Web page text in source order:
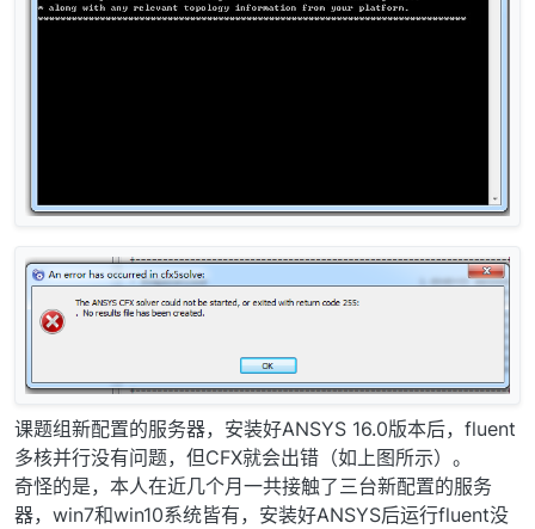
课题组新配置的服务器，安装好ANSYS 16.0版本后，fluent
多核并行没有问题，但CFX就会出错（如上图所示）。
奇怪的是，本人在近几个月一共接触了三台新配置的服务
器，win7和win10系统皆有，安装好ANSYS后运行fluent没